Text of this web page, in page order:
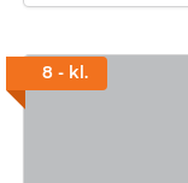
8 - kl.